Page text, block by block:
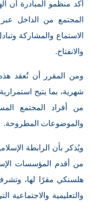
أكد منظمو المبادرة
المجتمع من الداخل عبر
الاستماع والمشاركة
والانفتاح.
ومن المقرر أن تُعقد
شهرية، بما يتيح
من أفراد المجتمع
والموضوعات المطروحة.
من أقدم المؤسسات
هلسنكي مقرًا لها،
والتعليمية والاجتماعية